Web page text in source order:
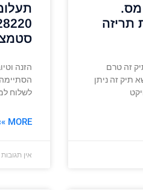
מס.
את תריזה
זה טרם
תיק זה ניתן
הזנה
לשלוח
MORE »»
אין תגובות